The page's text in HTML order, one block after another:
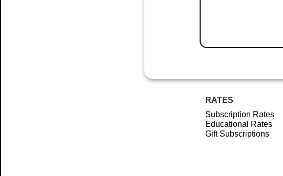
RATES
Subscription Rates
Educational Rates
Gift Subscriptions